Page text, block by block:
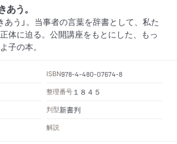
う。
あう」。当事者の言葉を辞書として、私た
体に迫る。公開講座をもとにした、もっ
子の本。
ISBN978-4-480-07674-8
整理番号 １８４５
判型新書判
解説